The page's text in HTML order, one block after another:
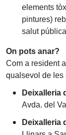
elements
pintures)
salut
On pots anar?
Com a resident
qualsevol de les
Deixalleria
Avda. del
Deixalleria